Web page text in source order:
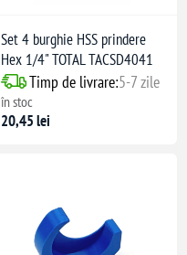
Set 4 burghie HSS prindere
Hex 1/4" TOTAL TACSD4041
Timp de livrare:5-7 zile
în stoc
20,45 lei